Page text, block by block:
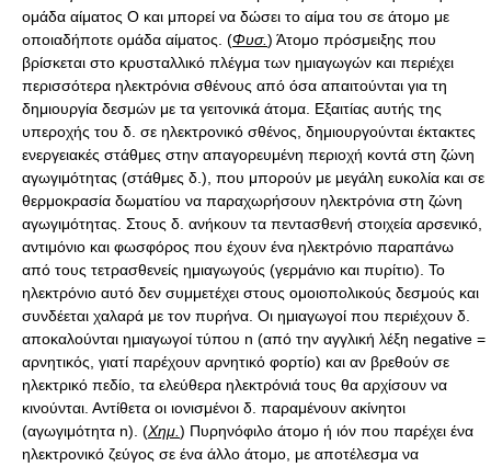
ομάδα αίματος Ο και μπορεί να δώσει το αίμα του σε άτομο με
οποιαδήποτε ομάδα αίματος. (Φυσ.) Άτομο πρόσμειξης που
βρίσκεται στο κρυσταλλικό πλέγμα των ημιαγωγών και περιέχει
περισσότερα ηλεκτρόνια σθένους από όσα απαιτούνται για τη
δημιουργία δεσμών με τα γειτονικά άτομα. Εξαιτίας αυτής της
υπεροχής του δ. σε ηλεκτρονικό σθένος, δημιουργούνται έκτακτες
ενεργειακές στάθμες στην απαγορευμένη περιοχή κοντά στη ζώνη
αγωγιμότητας (στάθμες δ.), που μπορούν με μεγάλη ευκολία και σε
θερμοκρασία δωματίου να παραχωρήσουν ηλεκτρόνια στη ζώνη
αγωγιμότητας. Στους δ. ανήκουν τα πεντασθενή στοιχεία αρσενικό,
αντιμόνιο και φωσφόρος που έχουν ένα ηλεκτρόνιο παραπάνω
από τους τετρασθενείς ημιαγωγούς (γερμάνιο και πυρίτιο). Το
ηλεκτρόνιο αυτό δεν συμμετέχει στους ομοιοπολικούς δεσμούς και
συνδέεται χαλαρά με τον πυρήνα. Οι ημιαγωγοί που περιέχουν δ.
αποκαλούνται ημιαγωγοί τύπου n (από την αγγλική λέξη negative =
αρνητικός, γιατί παρέχουν αρνητικό φορτίο) και αν βρεθούν σε
ηλεκτρικό πεδίο, τα ελεύθερα ηλεκτρόνιά τους θα αρχίσουν να
κινούνται. Αντίθετα οι ιονισμένοι δ. παραμένουν ακίνητοι
(αγωγιμότητα n). (Χημ. ) Πυρηνόφιλο άτομο ή ιόν που παρέχει ένα
ηλεκτρονικό ζεύγος σε ένα άλλο άτομο, με αποτέλεσμα να